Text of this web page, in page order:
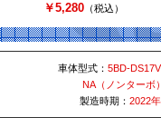
￥5,280 （税込）
車体型式： 5BD-DS17V
NA（ノンターボ
製造時期： 2022